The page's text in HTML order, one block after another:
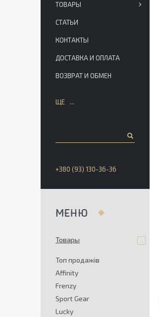
ТОВАРЫ
СТАТЬИ
КОНТАКТЫ
ДОСТАВКА И ОПЛАТА
ВОЗВРАТ И ОБМЕН
ЩЕ
+380 (93) 130-36-36
Товары
Топ продажів
Affinity
Frenzy
Sport Gear
Lucky